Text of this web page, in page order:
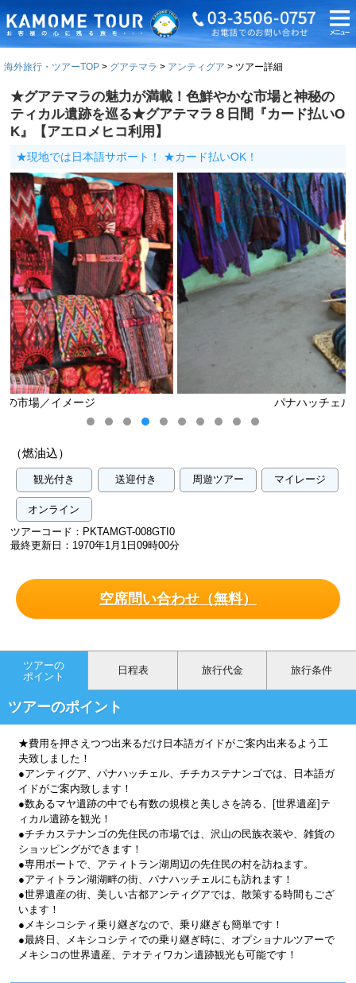
海外旅行・ツアーTOP グアテマラ アンティグア ツアー詳細
★グアテマラの魅力が満載！色鮮やかな市場と神秘の
ティカル遺跡を巡る★グアテマラ８日間『カード払いO
K』【アエロメヒコ利用】
★現地では日本語サポート！ ★カード払いOK！
パナハッチェル／イメージ
（燃油込）
観光付き 送迎付き 周遊ツアー マイレージ
オンライン
ツアーコード：PKTAMGT-008GTI0
最終更新日：1970年1月1日09時00分
空席問い合わせ（無料）
ツアーの
ポイント
日程表 旅行代金 旅行条件
ツアーのポイント
★費用を押さえつつ出来るだけ日本語ガイドがご案内出来るよう工
夫致しました！
●アンティグア、パナハッチェル、チチカステナンゴでは、日本語ガ
イドがご案内致します！
●数あるマヤ遺跡の中でも有数の規模と美しさを誇る、[世界遺産]テ
ィカル遺跡を観光！
●チチカステナンゴの先住民の市場では、沢山の民族衣装や、雑貨の
ショッピングができます！
●専用ボートで、アティトラン湖周辺の先住民の村を訪ねます。
●アティトラン湖湖畔の街、パナハッチェルにも訪れます！
●世界遺産の街、美しい古都アンティグアでは、散策する時間もござ
います！
●メキシコシティ乗り継ぎなので、乗り継ぎも簡単です！
●最終日、メキシコシティでの乗り継ぎ時に、オプショナルツアーで
メキシコの世界遺産、テオティワカン遺跡観光も可能です！